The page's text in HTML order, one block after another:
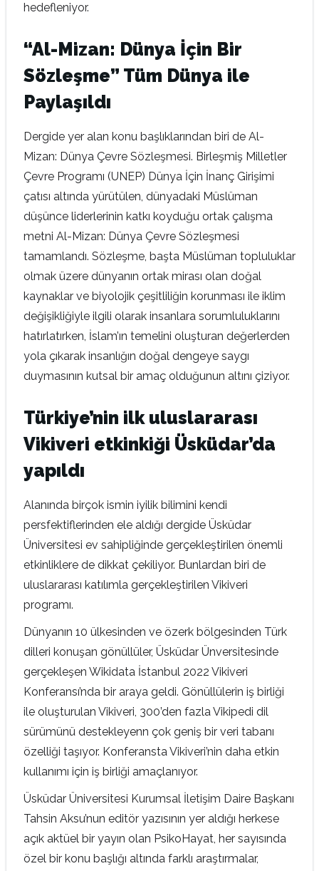
hedefleniyor.
“Al-Mizan: Dünya İçin Bir
Sözleşme” Tüm Dünya ile
Paylaşıldı
Dergide yer alan konu başlıklarından biri de Al-
Mizan: Dünya Çevre Sözleşmesi. Birleşmiş Milletler
Çevre Programı (UNEP) Dünya İçin İnanç Girişimi
çatısı altında yürütülen, dünyadaki Müslüman
düşünce liderlerinin katkı koyduğu ortak çalışma
metni Al-Mizan: Dünya Çevre Sözleşmesi
tamamlandı. Sözleşme, başta Müslüman topluluklar
olmak üzere dünyanın ortak mirası olan doğal
kaynaklar ve biyolojik çeşitliliğin korunması ile iklim
değişikliğiyle ilgili olarak insanlara sorumluluklarını
hatırlatırken, İslam’ın temelini oluşturan değerlerden
yola çıkarak insanlığın doğal dengeye saygı
duymasının kutsal bir amaç olduğunun altını çiziyor.
Türkiye’nin ilk uluslararası
Vikiveri etkinkiği Üsküdar’da
yapıldı
Alanında birçok ismin iyilik bilimini kendi
persfektiflerinden ele aldığı dergide Üsküdar
Üniversitesi ev sahipliğinde gerçekleştirilen önemli
etkinliklere de dikkat çekiliyor. Bunlardan biri de
uluslararası katılımla gerçekleştirilen Vikiveri
programı.
Dünyanın 10 ülkesinden ve özerk bölgesinden Türk
dilleri konuşan gönüllüler, Üsküdar Ünversitesinde
gerçekleşen Wikidata İstanbul 2022 Vikiveri
Konferansı’nda bir araya geldi. Gönüllülerin iş birliği
ile oluşturulan Vikiveri, 300’den fazla Vikipedi dil
sürümünü destekleyenn çok geniş bir veri tabanı
özelliği taşıyor. Konferansta Vikiveri’nin daha etkin
kullanımı için iş birliği amaçlanıyor.
Üsküdar Üniversitesi Kurumsal İletişim Daire Başkanı
Tahsin Aksu’nun editör yazısının yer aldığı herkese
açık aktüel bir yayın olan PsikoHayat, her sayısında
özel bir konu başlığı altında farklı araştırmalar,